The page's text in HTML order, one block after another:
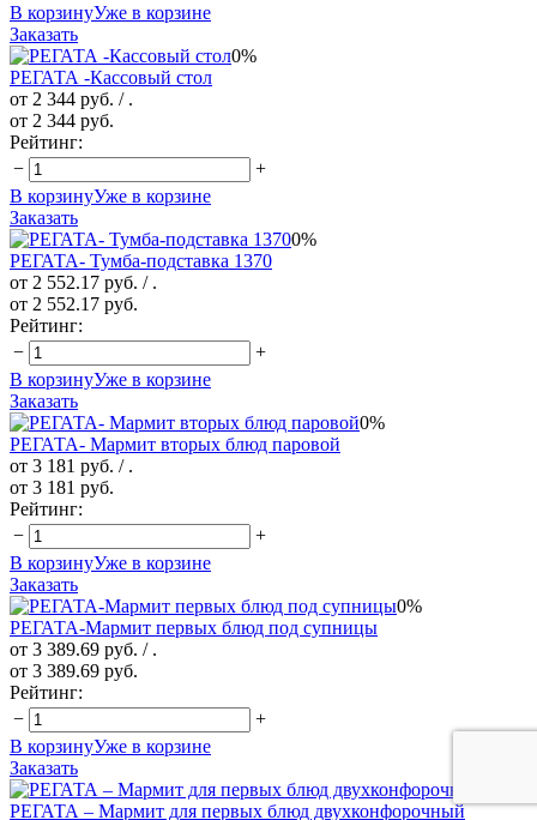
В корзинуУже в корзине
Заказать
0%
РЕГАТА -Кассовый стол
от 2 344 руб. / .
от 2 344 руб.
Рейтинг:
−
+
В корзинуУже в корзине
Заказать
0%
РЕГАТА- Тумба-подставка 1370
от 2 552.17 руб. / .
от 2 552.17 руб.
Рейтинг:
−
+
В корзинуУже в корзине
Заказать
0%
РЕГАТА- Мармит вторых блюд паровой
от 3 181 руб. / .
от 3 181 руб.
Рейтинг:
−
+
В корзинуУже в корзине
Заказать
0%
РЕГАТА-Мармит первых блюд под супницы
от 3 389.69 руб. / .
от 3 389.69 руб.
Рейтинг:
−
+
В корзинуУже в корзине
Заказать
РЕГАТА – Мармит для первых блюд двухконфорочный